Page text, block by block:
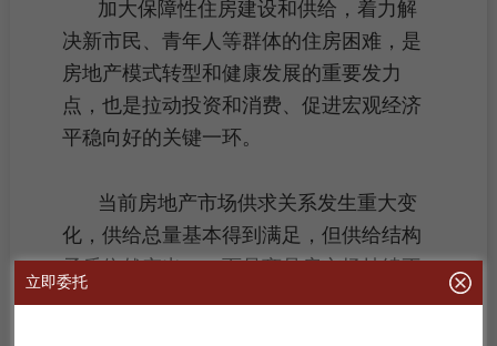
加大保障性住房建设和供给，着力解
决新市民 、青年人等群体的住房困难，是
房地产模式转型和健康发展的重要发力
点，也是拉动投资和消费、促进宏观经济
平稳向好的关键一环。
当前房地产市场供求关系发生重大变
化，供给总量基本得到满足，但供给结构
矛盾依然突出。一面是商品房市场持续不
振，库存高企，一面是高房价之下2亿多新
立即委托